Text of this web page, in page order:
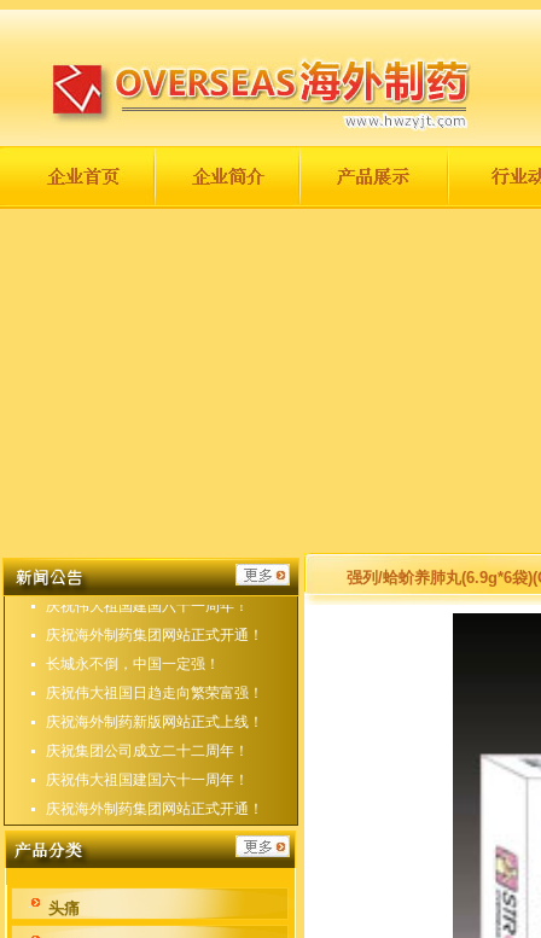
庆祝集团公司成立二十二周年！
庆祝伟大祖国建国六十一周年！
庆祝海外制药集团网站正式开通！
长城永不倒，中国一定强！
庆祝伟大祖国日趋走向繁荣富强！
庆祝海外制药新版网站正式上线！
庆祝集团公司成立二十二周年！
庆祝伟大祖国建国六十一周年！
庆祝海外制药集团网站正式开通！
头痛
强列/蛤蚧养肺丸(6.9g*6袋